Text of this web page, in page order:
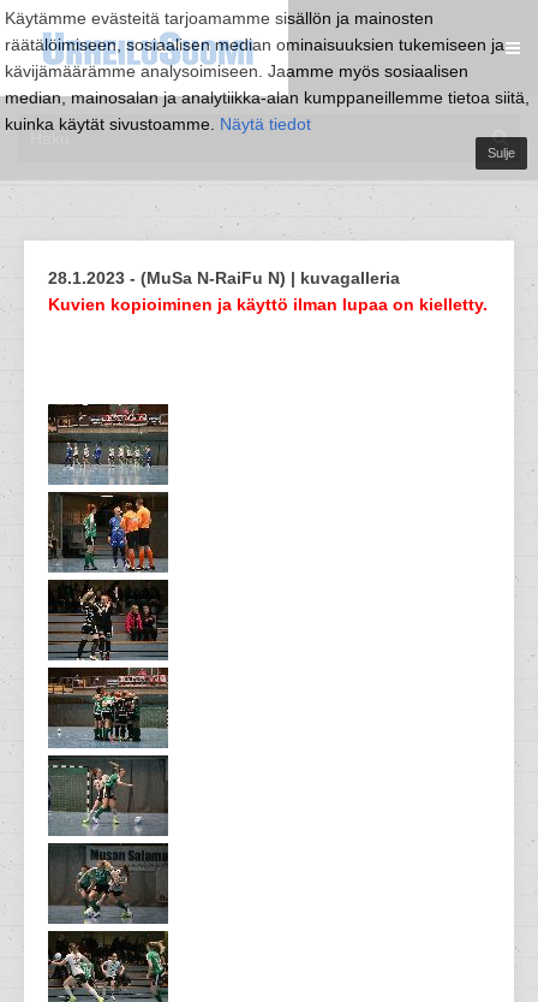
Käytämme evästeitä tarjoamamme sisällön ja mainosten
räätälöimiseen, sosiaalisen median ominaisuuksien tukemiseen ja
kävijämäärämme analysoimiseen. Jaamme myös sosiaalisen
median, mainosalan ja analytiikka-alan kumppaneillemme tietoa siitä,
kuinka käytät sivustoamme. Näytä tiedot
Sulje
28.1.2023 - (MuSa N-RaiFu N) | kuvagalleria
Kuvien kopioiminen ja käyttö ilman lupaa on kielletty.